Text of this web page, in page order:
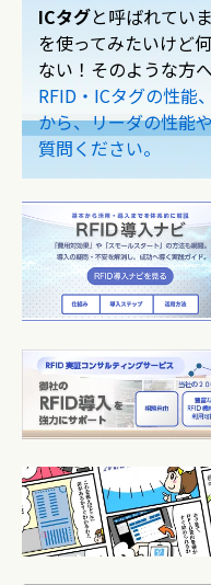
ICタグと呼ばれてい
を使ってみたいけど
ない！そのような方
RFID・ICタグの性能
から、リーダの性能
質問ください。